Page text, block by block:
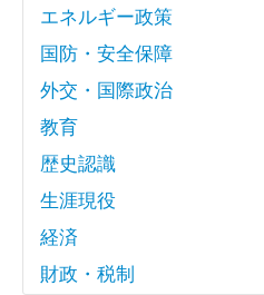
エネルギー政策
国防・安全保障
外交・国際政治
教育
歴史認識
生涯現役
経済
財政・税制